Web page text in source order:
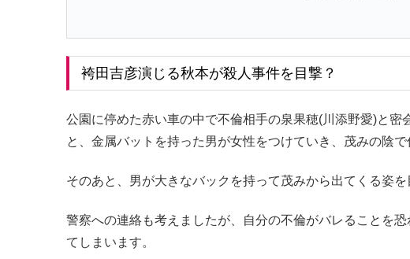
袴田吉彦演じる秋本が殺人事件を目撃？
公園に停めた赤い車の中で不倫相手の泉果穂(川添野愛)と密
と、金属バットを持った男が女性をつけていき、茂みの陰
そのあと、男が大きなバックを持って茂みから出てくる姿
警察への連絡も考えましたが、自分の不倫がバレることを
てしまいます。